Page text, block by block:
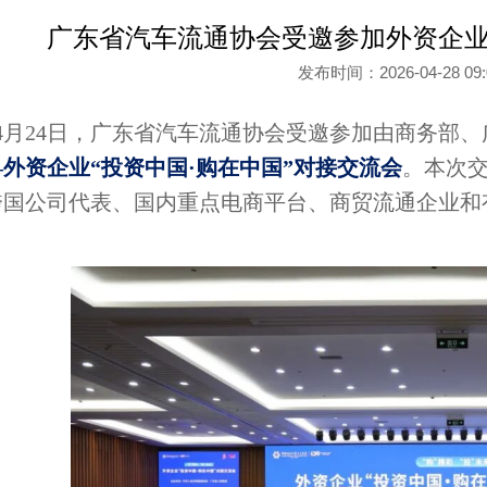
广东省汽车流通协会受邀参加外资企
发布时间：2026-04-28
月24日，广东省汽车流通协会受邀参加由商务部
资企业“投资中国·购在中国”对接交流会。本次
公司代表、国内重点电商平台、商贸流通企业